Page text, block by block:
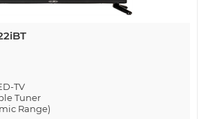
TV
Tuner
Range)